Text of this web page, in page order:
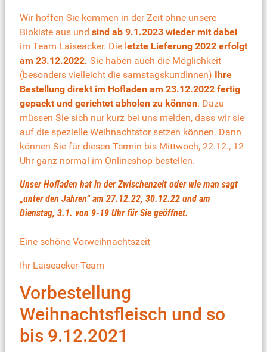
Wir hoffen Sie kommen in der Zeit ohne unsere
Biokiste aus und sind ab 9.1.2023 wieder mit dabei
im Team Laiseacker. Die letzte Lieferung 2022 erfolgt
am 23.12.2022. Sie haben auch die Möglichkeit
(besonders vielleicht die samstagskundInnen) Ihre
Bestellung direkt im Hofladen am 23.12.2022 fertig
gepackt und gerichtet abholen zu können. Dazu
müssen Sie sich nur kurz bei uns melden, dass wir sie
auf die spezielle Weihnachtstor setzen können. Dann
können Sie für diesen Termin bis Mittwoch, 22.12., 12
Uhr ganz normal im Onlineshop bestellen.
Unser Hofladen hat in der Zwischenzeit oder wie man sagt
„unter den Jahren“ am 27.12.22, 30.12.22 und am
Dienstag, 3.1. von 9-19 Uhr für Sie geöffnet.
Eine schöne Vorweihnachtszeit
Ihr Laiseacker-Team
Vorbestellung
Weihnachtsfleisch und so
bis 9.12.2021